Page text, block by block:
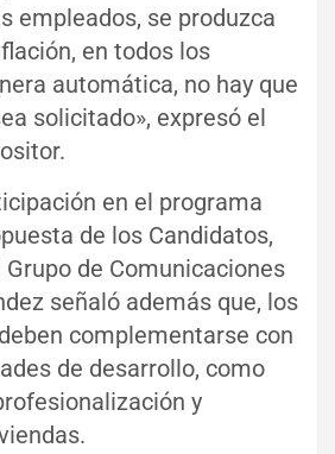
empleados, se produzca
en todos los
automática, no hay que
solicitado», expresó el
en el programa
de los Candidatos,
de Comunicaciones
señaló además que, los
complementarse con
de desarrollo, como
y